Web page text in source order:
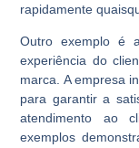
rapidamente
Outro exemplo é
experiência do
marca. A empresa
para garantir a
atendimento ao
exemplos